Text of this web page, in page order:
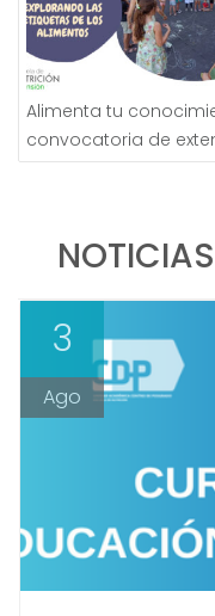
Alimenta tu
convocatoria de
3
Ago